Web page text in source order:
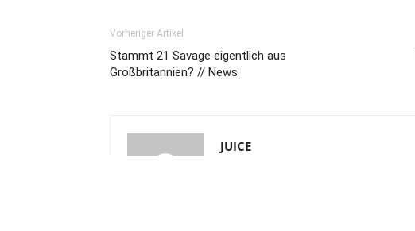
Vorheriger Artikel
Stammt 21 Savage eigentlich aus
Großbritannien? // News
JUICE